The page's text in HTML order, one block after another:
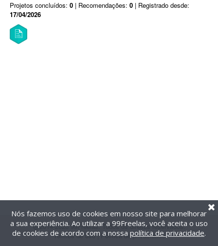
Projetos concluídos: 0 | Recomendações: 0 | Registrado desde:
17/04/2026
@2014-2026 99Freelas. Todos os direitos reservados.
Termos de uso| Política de privacidade
Nós fazemos uso de cookies em nosso site para melhorar
a sua experiência. Ao utilizar a 99Freelas, você aceita o uso
de cookies de acordo com a nossa política de privacidade.